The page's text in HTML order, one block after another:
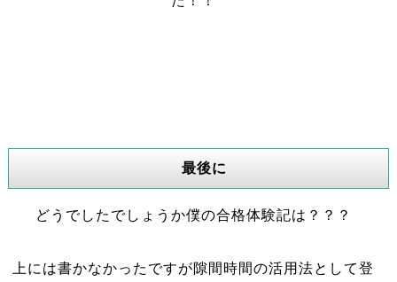
最後に
どうでしたでしょうか僕の合格体験記は？？？
上には書かなかったですが隙間時間の活用法として登